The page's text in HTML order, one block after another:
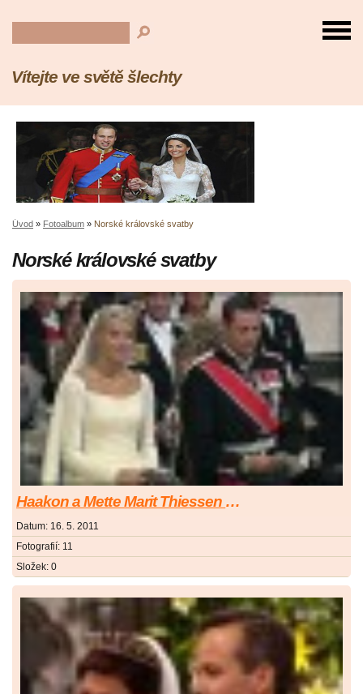
Vítejte ve světě šlechty
Úvod » Fotoalbum » Norské královské svatby
Norské královské svatby
Haakon a Mette Marit Thiessen Hoiby
Datum: 16. 5. 2011
Fotografií: 11
Složek: 0